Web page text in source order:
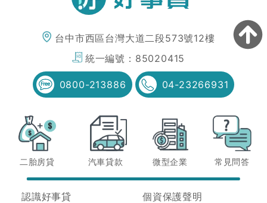
台中市西區台灣大道二段573號12樓
統一編號： 85020415
0800-213886 04-23266931
二胎房貸 汽車貸款 微型企業 常見問答
認識好事貸 個資保護聲明